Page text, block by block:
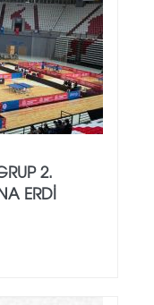
2.
ERDİ